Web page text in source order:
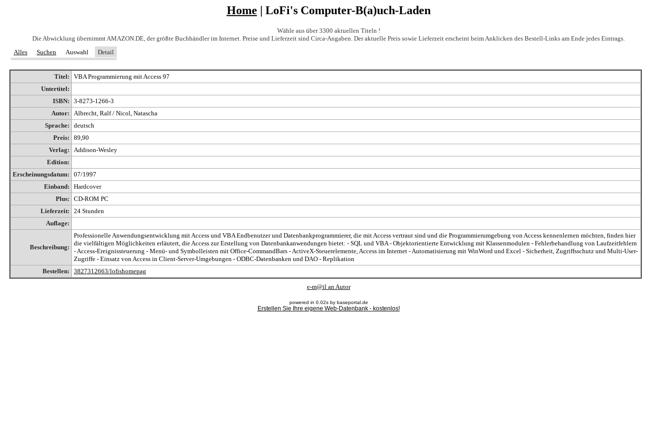
Home | LoFi's Computer-B(a)uch-Laden
Wähle aus über 3300 aktuellen Titeln !
Die Abwicklung übernimmt AMAZON.DE, der größte Buchhändler im Internet. Preise und Lieferzeit sind Circa-Angaben. Der aktuelle Preis sowie Lieferzeit erscheint beim Anklicken des Bestell-Links am Ende jedes Eintrags.
Alles
Suchen Auswahl Detail
Titel:
VBA Programmierung mit Access 97
Untertitel:
ISBN:
3-8273-1266-3
Autor:
Albrecht, Ralf / Nicol, Natascha
Sprache:
deutsch
Preis:
89,90
Verlag:
Addison-Wesley
Edition:
Erscheinungsdatum:
07/1997
Einband:
Hardcover
Plus:
CD-ROM PC
Lieferzeit:
24 Stunden
Auflage:
Beschreibung:
Professionelle Anwendungsentwicklung mit Access und VBA Endbenutzer und Datenbankprogrammierer, die mit Access vertraut sind und die Programmierumgebung von Access kennenlernen möchten, finden hier
die vielfältigen Möglichkeiten erläutert, die Access zur Erstellung von Datenbankanwendungen bietet: - SQL und VBA - Objektorientierte Entwicklung mit Klassenmodulen - Fehlerbehandlung von Laufzeitfehlern
- Access-Ereignissteuerung - Menü- und Symbolleisten mit Office-CommandBars - ActiveX-Steuerelemente, Access im Internet - Automatisierung mit WinWord und Excel - Sicherheit, Zugriffsschutz und Multi-User-
Zugriffe - Einsatz von Access in Client-Server-Umgebungen - ODBC-Datenbanken und DAO - Replikation
Bestellen:
3827312663/lofishomepag
e-m@il an Autor
powered in 0.02s by baseportal.de
Erstellen Sie Ihre eigene Web-Datenbank - kostenlos!